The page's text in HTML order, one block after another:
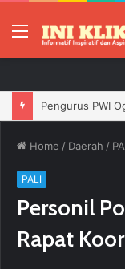
Menu
Home / Daerah /
PALI
Personil
Rapat